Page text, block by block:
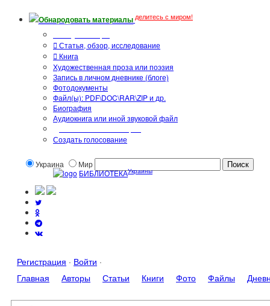
Обнародовать материалы делитесь с миром!
Статья, обзор, исследование
Книга
Художественная проза или поэзия
Запись в личном дневнике (блоге)
Фотодокументы
Файл(ы): PDF\DOC\RAR\ZIP и др.
Биография
Аудиокнига или иной звуковой файл
Создать голосование
Украина
Мир
БИБЛИОТЕКАУкраины
Регистрация · Войти ·
Главная Авторы Статьи Книги Фото Файлы